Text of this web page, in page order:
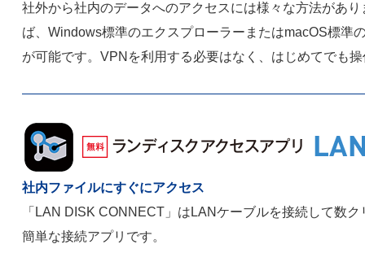
社外から社内のデータへのアクセスには様々な方法があ
ば、Windows標準のエクスプローラーまたはmacOS標準
が可能です。VPNを利用する必要はなく、はじめてでも
社内ファイルにすぐにアクセス
「LAN DISK CONNECT」はLANケーブルを接続して数
簡単な接続アプリです。